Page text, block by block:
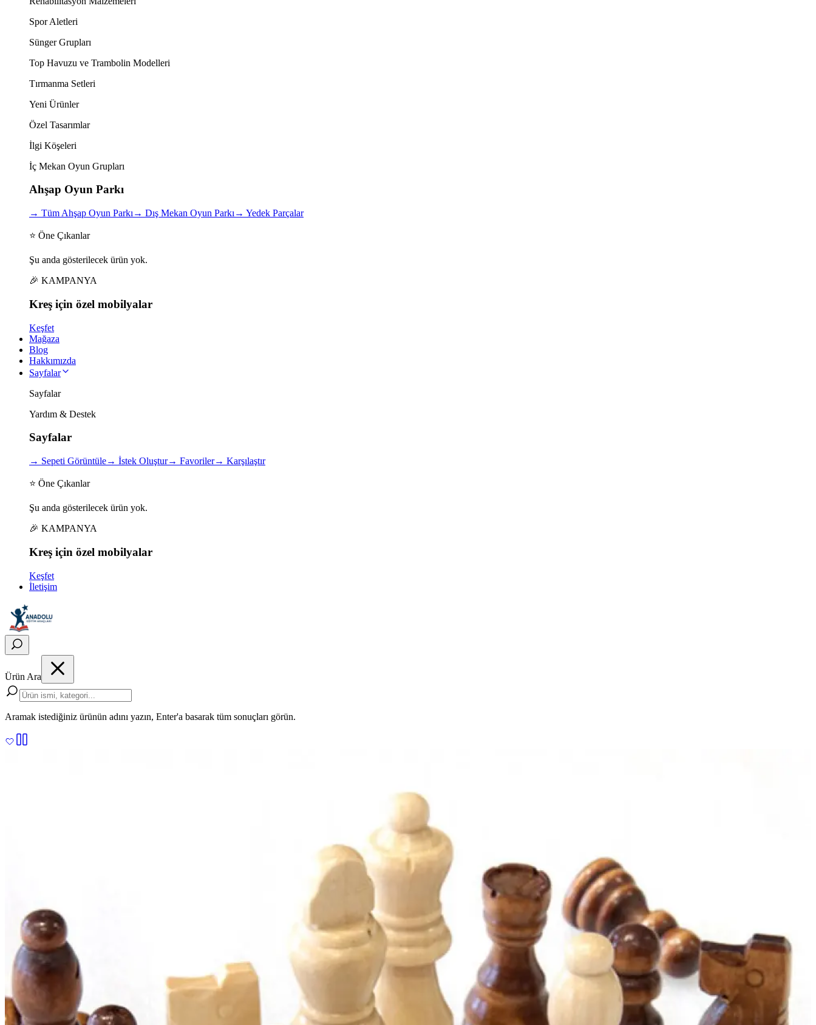
Spor Aletleri
Sünger Grupları
Top Havuzu ve Trambolin Modelleri
Tırmanma Setleri
Yeni Ürünler
Özel Tasarımlar
İlgi Köşeleri
İç Mekan Oyun Grupları
Ahşap Oyun Parkı
→ Tüm Ahşap Oyun Parkı → Dış Mekan Oyun Parkı → Yedek Parçalar
⭐ Öne Çıkanlar
Şu anda gösterilecek ürün yok.
🎉 KAMPANYA
Kreş için özel mobilyalar
Keşfet
Mağaza
Blog
Hakkımızda
Sayfalar
Sayfalar
Yardım & Destek
Sayfalar
→ Sepeti Görüntüle→ İstek Oluştur→ Favoriler→ Karşılaştır
⭐ Öne Çıkanlar
Şu anda gösterilecek ürün yok.
🎉 KAMPANYA
Kreş için özel mobilyalar
Keşfet
İletişim
Ürün Ara
Aramak istediğiniz ürünün adını yazın, Enter'a basarak tüm sonuçları görün.